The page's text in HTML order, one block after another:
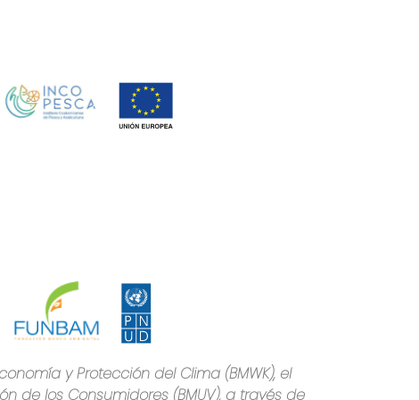
y Protección del Clima (BMWK), el
de los Consumidores (BMUV), a través de